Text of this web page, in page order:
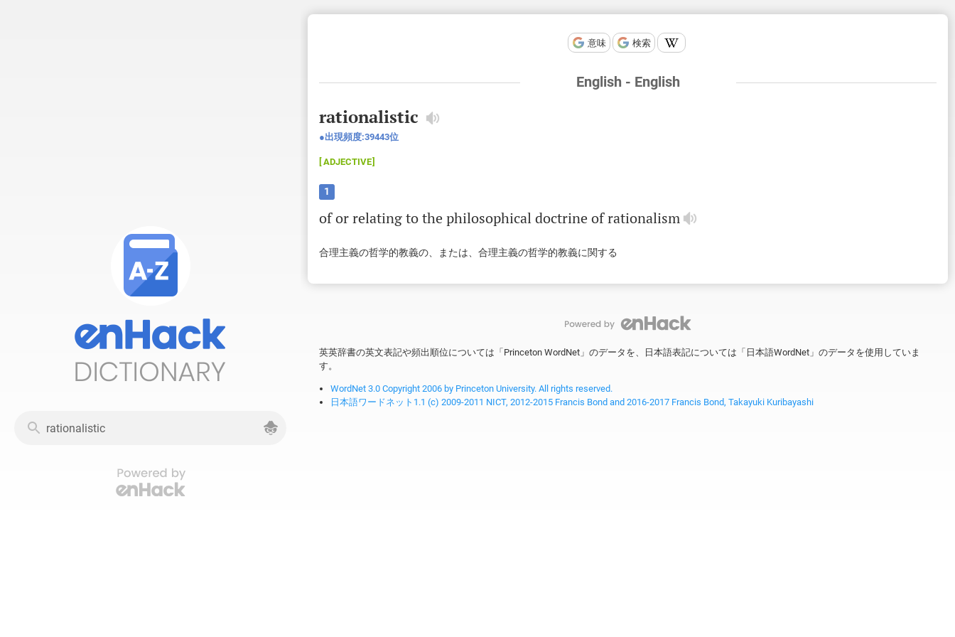
意味 検索
English - English
rationalistic
出現頻度:39443位
ADJECTIVE
1
oforrelatingtothe philosophicaldoctrine ofrationalism
合理主義の哲学的教義の、または、合理主義の哲学的教義に関する
英英辞書の英文表記や頻出順位については「Princeton WordNet」のデータを、日本語表記については「日本語WordNet」のデータを使用していま
す。
WordNet 3.0 Copyright 2006 by Princeton University. All rights reserved.
日本語ワードネット1.1 (c) 2009-2011 NICT, 2012-2015 Francis Bond and 2016-2017 Francis Bond, Takayuki Kuribayashi